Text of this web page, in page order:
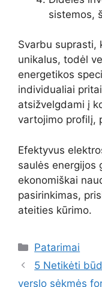
sistemos,
Svarbu suprasti,
unikalus, todėl
energetikos
individualiai
atsižvelgdami į
vartojimo profilį,
Efektyvus
saulės energijos
ekonomiškai
pasirinkimas,
ateities kūrimo.
Kategorijos
Patarimai
5 Netikėti
verslo sėkmės